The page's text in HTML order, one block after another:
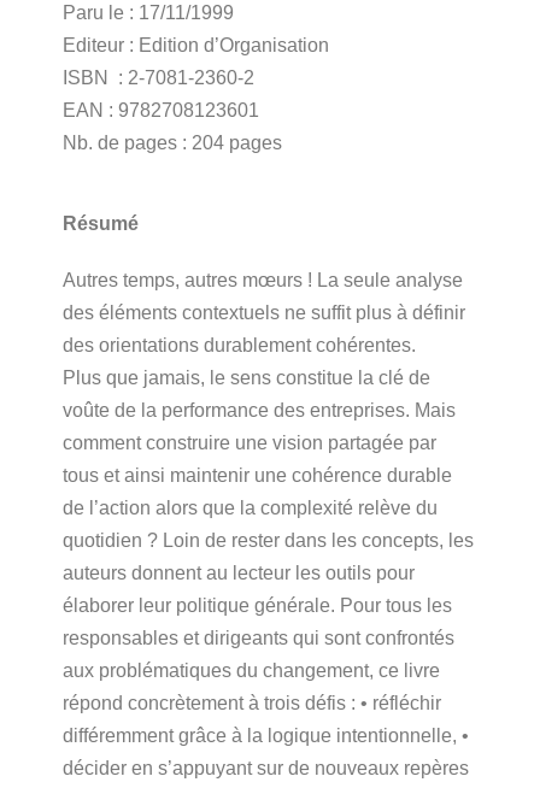
Paru le : 17/11/1999
Editeur : Edition d’Organisation
ISBN : 2-7081-2360-2
EAN : 9782708123601
Nb. de pages : 204 pages
Résumé
Autres temps, autres mœurs ! La seule analyse
des éléments contextuels ne suffit plus à définir
des orientations durablement cohérentes.
Plus que jamais, le sens constitue la clé de
voûte de la performance des entreprises. Mais
comment construire une vision partagée par
tous et ainsi maintenir une cohérence durable
de l’action alors que la complexité relève du
quotidien ? Loin de rester dans les concepts, les
auteurs donnent au lecteur les outils pour
élaborer leur politique générale. Pour tous les
responsables et dirigeants qui sont confrontés
aux problématiques du changement, ce livre
répond concrètement à trois défis : • réfléchir
différemment grâce à la logique intentionnelle, •
décider en s’appuyant sur de nouveaux repères